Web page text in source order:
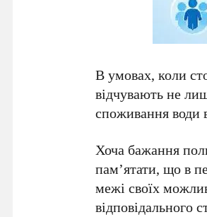
В умовах, коли
відчувають не
споживання води
Хоча бажання
пам’ятати, що в
межі своїх
відповідального